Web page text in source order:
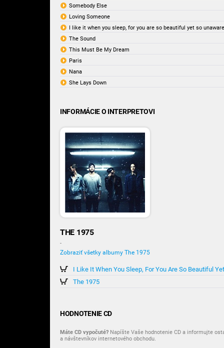
Somebody Else
Loving Someone
I like it when you sleep, for you are so beautiful yet so
The Sound
This Must Be My Dream
Paris
Nana
She Lays Down
INFORMÁCIE O INTERPRETOVI
THE 1975
-
Zobraziť všetky albumy The 1975
The 1975
HODNOTENIE CD
Máte CD vypočuté? Napíšte Vaše hodnotenie CD a informujte
a návštevníkov internetového obchodu.